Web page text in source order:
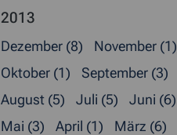
2013
Dezember (8)
November (1)
Oktober (1)
September (3)
August (5)
Juli (5)
Juni (6)
Mai (3)
April (1)
März (6)